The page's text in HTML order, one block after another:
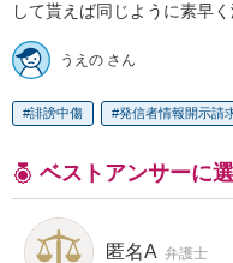
して貰えば同じように素早
うえの さん
誹謗中傷 発信者情報開示請
ベストアンサーに
匿名A 弁護士